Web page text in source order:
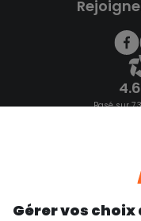
Basé sur 7
Gérer vos choix